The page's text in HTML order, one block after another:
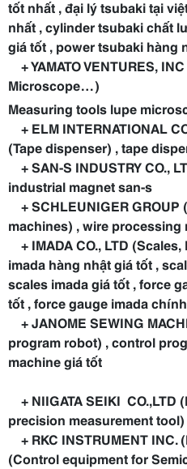
tốt nhất , đại lý tsubaki tại
nhất , cylinder tsubaki chất
giá tốt , power tsubaki hàng
+ YAMATO VENTURES,
Microscope…)
Measuring tools lupe
+ ELM INTERNATIONAL
(Tape dispenser) , tape
+ SAN-S INDUSTRY CO.,
industrial magnet san-s
+ SCHLEUNIGER GROUP
machines) , wire processing
+ IMADA CO., LTD
imada hàng nhật giá tốt ,
scales imada giá tốt , force
tốt , force gauge imada
+ JANOME SEWING
program robot) , control
machine giá tốt
+ NIIGATA SEIKI CO.,LTD
precision measurement tool)
+ RKC INSTRUMENT INC.
(Control equipment for